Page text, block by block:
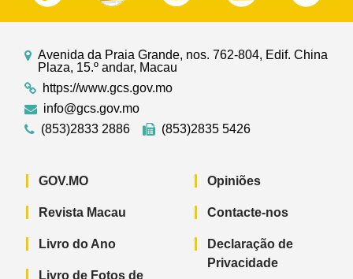
Avenida da Praia Grande, nos. 762-804, Edif. China
Plaza, 15.º andar, Macau
https://www.gcs.gov.mo
info@gcs.gov.mo
(853)2833 2886
(853)2835 5426
GOV.MO
Revista Macau
Livro do Ano
Livro de Fotos de
Opiniões
Contacte-nos
Declaração de
Privacidade